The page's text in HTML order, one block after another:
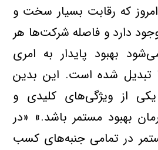
که رقابت بسيار سخت و
دارد و فاصله شرکت‌ها هر
بهبود پايدار به امري
تبديل شده است. اين بدين
از ويژگي‌هاي کليدي و
بهبود مستمر باشد.» «در
در تمامي جنبه‌هاي کسب